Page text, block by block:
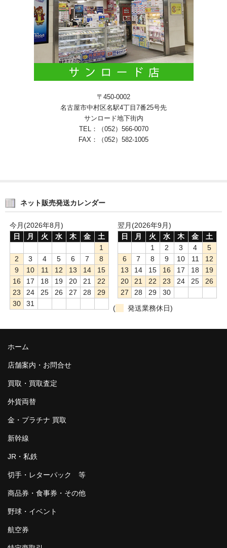
〒450-0002
名古屋市中村区名駅4丁目7番25号先
サンロード地下街内
TEL：（052）566-0070
FAX：（052）582-1005
ネット販売発送カレンダー
今月(2026年8月)
日
月 火 水 木 金
土
1
2
3 4 5 6 7
8
9
10 11 12 13 14
15
16
17 18 19 20 21
22
23
24 25 26 27 28
29
30
31
翌月(2026年9月)
日
月 火 水 木 金
土
1
2 3 4
5
6
7 8 9 10 11
12
13
14 15 16 17 18
19
20
21 22 23 24 25
26
27
28 29
30
(
発送業務休日)
ホーム
店舗案内・お問合せ
買取・買取査定
外貨両替
金・プラチナ 買取
新幹線
JR・私鉄
切手・レターパック 等
商品券・食事券・その他
野球・イベント
航空券